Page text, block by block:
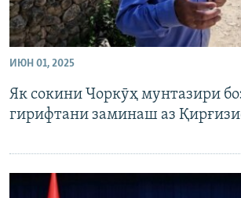
ИЮН 01, 2025
Як сокини Чоркӯҳ мунтазири
гирифтани заминаш аз